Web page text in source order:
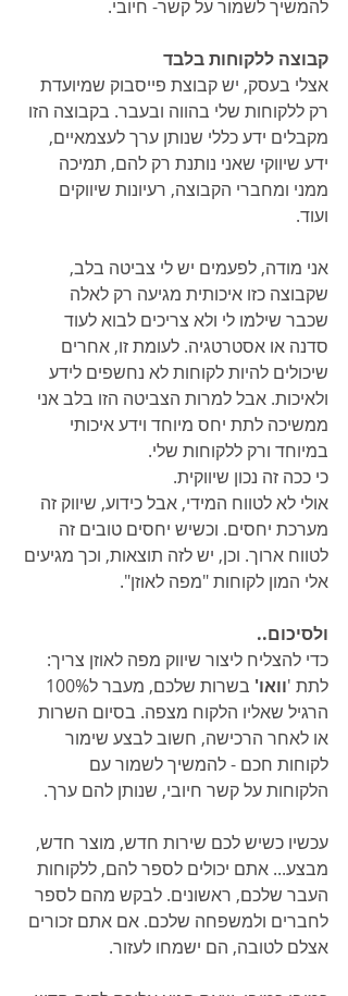
להמשיך לשמור על קשר- חיובי.
קבוצה ללקוחות בלבד
אצלי בעסק, יש קבוצת פייסבוק שמיועדת
רק ללקוחות שלי בהווה ובעבר. בקבוצה הזו
מקבלים ידע כללי שנותן ערך לעצמאיים,
ידע שיווקי שאני נותנת רק להם, תמיכה
ממני ומחברי הקבוצה, רעיונות שיווקים
ועוד.
אני מודה, לפעמים יש לי צביטה בלב,
שקבוצה כזו איכותית מגיעה רק לאלה
שכבר שילמו לי ולא צריכים לבוא לעוד
סדנה או אסטרטגיה. לעומת זו, אחרים
שיכולים להיות לקוחות לא נחשפים לידע
ולאיכות. אבל למרות הצביטה הזו בלב אני
ממשיכה לתת יחס מיוחד וידע איכותי
במיוחד ורק ללקוחות שלי.
כי ככה זה נכון שיווקית.
אולי לא לטווח המידי, אבל כידוע, שיווק זה
מערכת יחסים. וכשיש יחסים טובים זה
לטווח ארוך. וכן, יש לזה תוצאות, וכך מגיעים
אלי המון לקוחות "מפה לאוזן".
ולסיכום..
כדי להצליח ליצור שיווק מפה לאוזן צריך:
לתת 'וואו'
הרגיל שאליו הלקוח מצפה. בסיום השרות
או לאחר הרכישה, חשוב לבצע שימור
לקוחות חכם - להמשיך לשמור עם
הלקוחות על קשר חיובי, שנותן להם ערך.
עכשיו כשיש לכם שירות חדש, מוצר חדש,
מבצע... אתם יכולים לספר להם, ללקוחות
העבר שלכם, ראשונים. לבקש מהם לספר
לחברים ולמשפחה שלכם. אם אתם זכורים
אצלם לטובה, הם ישמחו לעזור.